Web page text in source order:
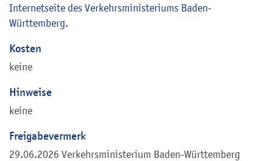
Internetseite des Verkehrsministeriums Baden-
Württemberg.
Kosten
keine
Hinweise
keine
Freigabevermerk
29.06.2026 Verkehrsministerium Baden-Württemberg